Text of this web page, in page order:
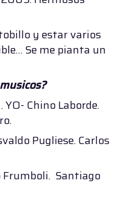
y estar varios
Se me pianta un
YO- Chino Laborde.
Pugliese. Carlos
Frumboli. Santiago